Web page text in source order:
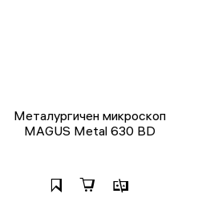
Металургичен микроскоп
MAGUS Metal 630 BD